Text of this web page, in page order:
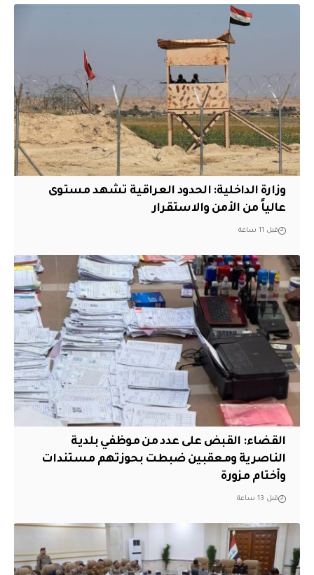
وزارة الداخلية: الحدود العراقية تشهد مستوى
عالياً من الأمن والاستقرار
قبل 11 ساعة
القضاء: القبض على عدد من موظفي بلدية
الناصرية ومعقبين ضبطت بحوزتهم مستندات
وأختام مزورة
قبل 13 ساعة